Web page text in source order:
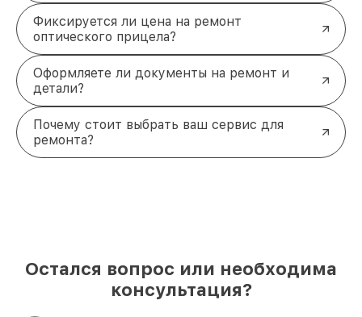
Фиксируется ли цена на ремонт
оптического прицела?
Оформляете ли документы на ремонт и
детали?
Почему стоит выбрать ваш сервис для
ремонта?
Остался вопрос или необходима
консультация?